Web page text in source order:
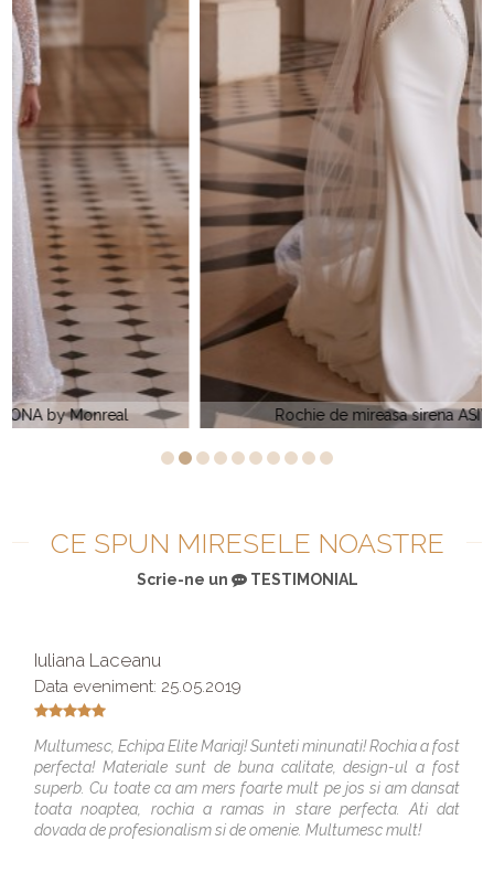
Rochie de mireasa sirena ASIYA by Monreal
CE SPUN MIRESELE NOASTRE
Scrie-ne un TESTIMONIAL
Iuliana Laceanu
Data eveniment: 25.05.2019
Multumesc, Echipa Elite Mariaj! Sunteti minunati! Rochia a fost
perfecta! Materiale sunt de buna calitate, design-ul a fost
superb. Cu toate ca am mers foarte mult pe jos si am dansat
toata noaptea, rochia a ramas in stare perfecta. Ati dat
dovada de profesionalism si de omenie. Multumesc mult!